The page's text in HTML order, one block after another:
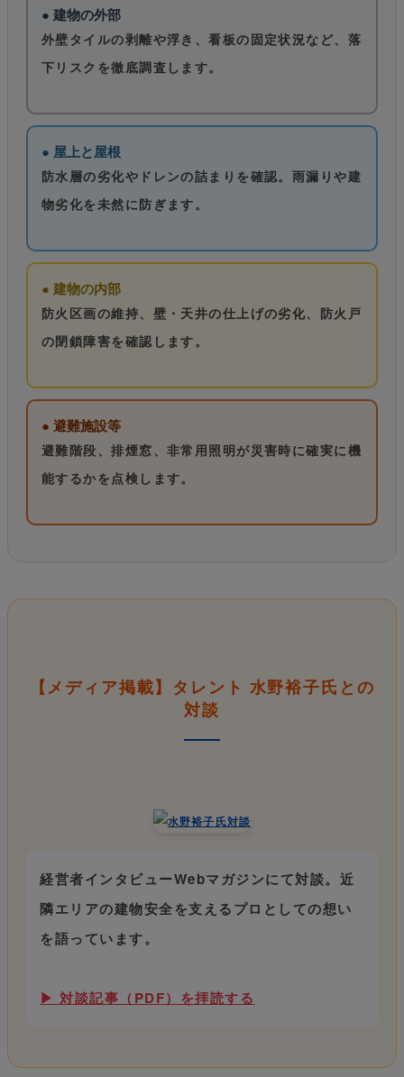
● 建物の外部
外壁タイルの剥離や浮き、看板の固定状況など、落
下リスクを徹底調査します。
● 屋上と屋根
防水層の劣化やドレンの詰まりを確認。雨漏りや建
物劣化を未然に防ぎます。
● 建物の内部
防火区画の維持、壁・天井の仕上げの劣化、防火戸
の閉鎖障害を確認します。
● 避難施設等
避難階段、排煙窓、非常用照明が災害時に確実に機
能するかを点検します。
【メディア掲載】タレント 水野裕子氏との
対談
経営者インタビューWebマガジンにて対談。近
隣エリアの建物安全を支えるプロとしての想い
を語っています。
▶ 対談記事（PDF）を拝読する